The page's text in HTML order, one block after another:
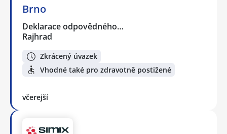
Brno
Deklarace odpovědného…
Rajhrad
Zkrácený úvazek
Vhodné také pro zdravotně postižené
včerejší